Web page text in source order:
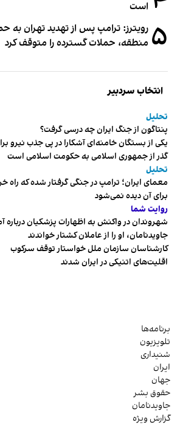
است
۵ رویترز: ترامپ پس از تهدید تهران به
منطقه، حملات گسترده را متوقف کرد
انتخاب سردبیر
تحلیل
پنتاگون از جنگ ایران چه درسی گرفت؟
یکی از بستگان خامنه‌ای آشکارا در پی جذب نیرو
گذر از جمهوری اسلامی به حکومت اسلامی است
تحلیل
معمای ایران؛ ترامپ در جنگی گرفتار شده که راه
برای آن دیده نمی‌شود
روایت شما
شهروندان در واکنش به اظهارات پزشکیان درباره
جاویدنامان، او را از عاملان کشتار خواندند
کارشناسان سازمان ملل خواستار توقف سرکوب
اقلیت‌های اتنیکی در ایران شدند
برنامه‌ها
تلویزیون
شنیداری
ایران
جهان
حقوق بشر
جاویدنامان
گزارش ویژه